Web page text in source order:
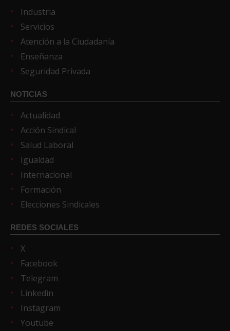
Industria
Servicios
Atención a la Ciudadanía
Enseñanza
Seguridad Privada
NOTICIAS
Actualidad
Acción Sindical
Salud Laboral
Igualdad
Internacional
Formación
Elecciones Sindicales
REDES SOCIALES
X
Facebook
Telegram
Linkedin
Instagram
Youtube